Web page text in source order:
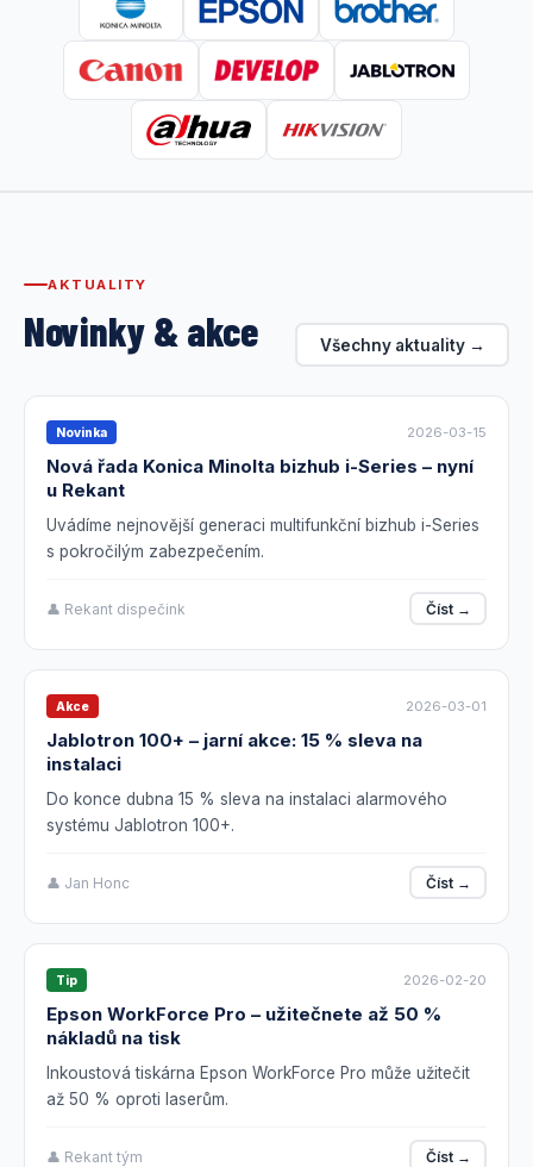
AKTUALITY
Novinky & akce Všechny aktuality →
Novinka 2026-03-15
Nová řada Konica Minolta bizhub i-Series – nyní
u Rekant
Uvádíme nejnovější generaci multifunkční bizhub i-Series
s pokročilým zabezpečením.
👤 Rekant dispečink Číst →
Akce 2026-03-01
Jablotron 100+ – jarní akce: 15 % sleva na
instalaci
Do konce dubna 15 % sleva na instalaci alarmového
systému Jablotron 100+.
👤 Jan Honc Číst →
Tip 2026-02-20
Epson WorkForce Pro – užitečnete až 50 %
nákladů na tisk
Inkoustová tiskárna Epson WorkForce Pro může užitečit
až 50 % oproti laserům.
👤 Rekant tým Číst →